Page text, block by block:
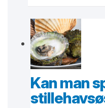
Kan man